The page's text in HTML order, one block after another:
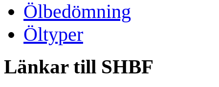
Ölbedömning
Öltyper
Länkar till SHBF